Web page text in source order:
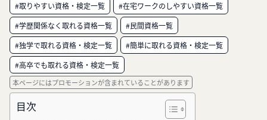
#取りやすい資格・検定一覧
#在宅ワークのしやすい資格一覧
#学歴関係なく取れる資格一覧
#民間資格一覧
#独学で取れる資格・検定一覧
#簡単に取れる資格・検定一覧
#高卒でも取れる資格・検定一覧
本ページにはプロモーションが含まれていることがあります
目次